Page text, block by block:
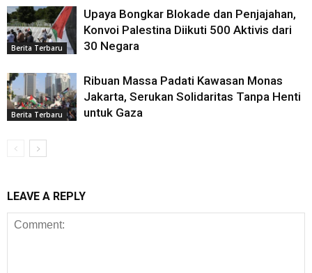
Berita Terbaru
Upaya Bongkar Blokade dan Penjajahan,
Konvoi Palestina Diikuti 500 Aktivis dari
30 Negara
Berita Terbaru
Ribuan Massa Padati Kawasan Monas
Jakarta, Serukan Solidaritas Tanpa Henti
untuk Gaza
LEAVE A REPLY